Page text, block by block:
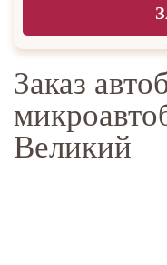
Заказ
Великий